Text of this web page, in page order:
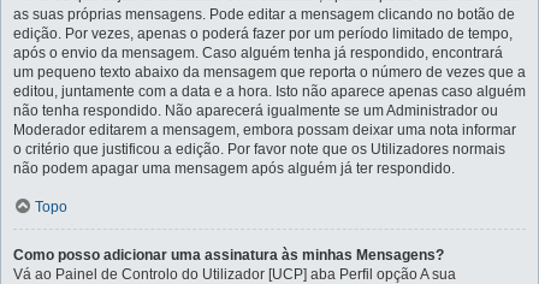
as suas próprias mensagens. Pode editar a mensagem clicando no botão de
edição. Por vezes, apenas o poderá fazer por um período limitado de tempo,
após o envio da mensagem. Caso alguém tenha já respondido, encontrará
um pequeno texto abaixo da mensagem que reporta o número de vezes que a
editou, juntamente com a data e a hora. Isto não aparece apenas caso alguém
não tenha respondido. Não aparecerá igualmente se um Administrador ou
Moderador editarem a mensagem, embora possam deixar uma nota informar
o critério que justificou a edição. Por favor note que os Utilizadores normais
não podem apagar uma mensagem após alguém já ter respondido.
Topo
Como posso adicionar uma assinatura às minhas Mensagens?
Vá ao Painel de Controlo do Utilizador [UCP] aba Perfil opção A sua